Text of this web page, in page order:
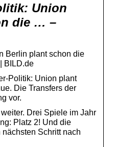
Union
die … –
Berlin plant schon die
BILD.de
Politik: Union plant
Die Transfers der
vor.
Drei Spiele im Jahr
Platz 2! Und die
Schritt nach